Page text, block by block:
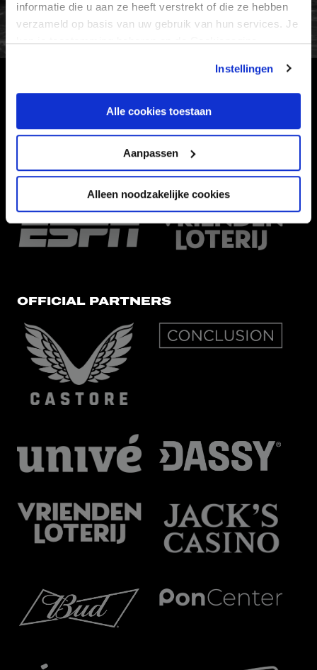
informatie die u aan ze heeft verstrekt of die ze hebben
verzameld op basis van uw gebruik van hun services. Je
kan je toestemming beheren op de Cookiepagina.
Instellingen
Alle cookies toestaan
Aanpassen
Alleen noodzakelijke cookies
HOOFDSPONSOR
EREDIVISIEPARTNERS
OFFICIAL PARTNERS